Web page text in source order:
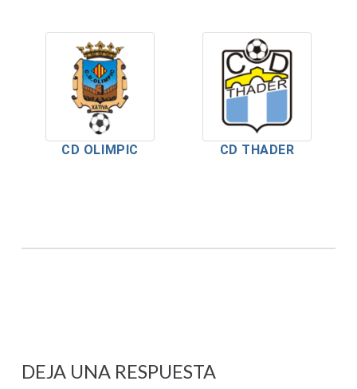
CD OLIMPIC CD THADER
DEJA UNA RESPUESTA